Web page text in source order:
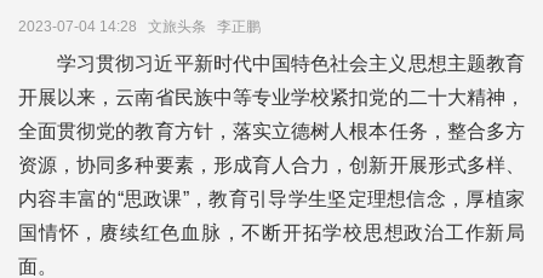
2023-07-04 14:28 文旅头条 李正鹏
学习贯彻习近平新时代中国特色社会主义思想主题教育
开展以来，云南省民族中等专业学校紧扣党的二十大精神，
全面贯彻党的教育方针，落实立德树人根本任务，整合多方
资源，协同多种要素，形成育人合力，创新开展形式多样、
内容丰富的“思政课”，教育引导学生坚定理想信念，厚植家
国情怀，赓续红色血脉，不断开拓学校思想政治工作新局
面。